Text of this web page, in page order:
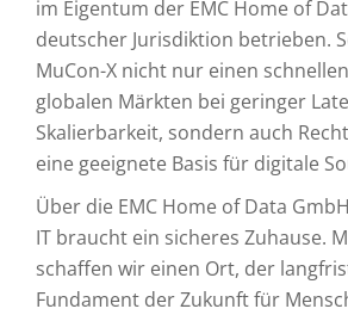
im Eigentum der EMC Home of
deutscher Jurisdiktion betrieben.
MuCon-X nicht nur einen
globalen Märkten bei geringer
Skalierbarkeit, sondern auch
eine geeignete Basis für digitale
Über die EMC Home of Data GmbH
IT braucht ein sicheres Zuhause.
schaffen wir einen Ort, der
Fundament der Zukunft für